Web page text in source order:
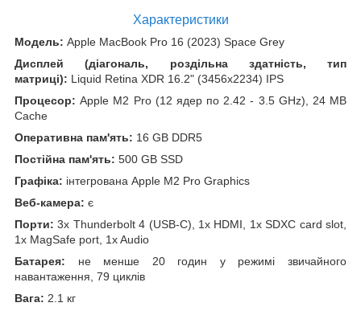
Характеристики
Модель: Apple MacBook Pro 16 (2023) Space Grey
Дисплей (діагональ, роздільна здатність, тип
матриці): Liquid Retina XDR 16.2" (3456x2234) IPS
Процесор: Apple M2 Pro (12 ядер по 2.42 - 3.5 GHz), 24 MB
Cache
Оперативна пам'ять: 16 GB DDR5
Постійна пам'ять: 500 GB SSD
Графіка: інтегрована Apple M2 Pro Graphics
Веб-камера: є
Порти: 3x Thunderbolt 4 (USB-C), 1x HDMI, 1x SDXC card slot,
1x MagSafe port, 1x Audio
Батарея: не менше 20 годин у режимі звичайного
навантаження, 79 циклів
Вага: 2.1 кг